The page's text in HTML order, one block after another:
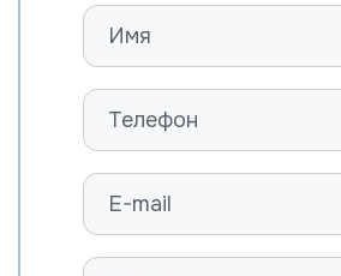
ROSYLANE-LLC SS MARVEL-ET
FARNEAR B-BOB MASTER-ET
RI-VAL-RE MOD MCCORD-P-ET
ST GEN MEGA-RAM 10406-ET
EDG DIRECTOR MEINO-ET
DELICIOUS HN METZ-ET